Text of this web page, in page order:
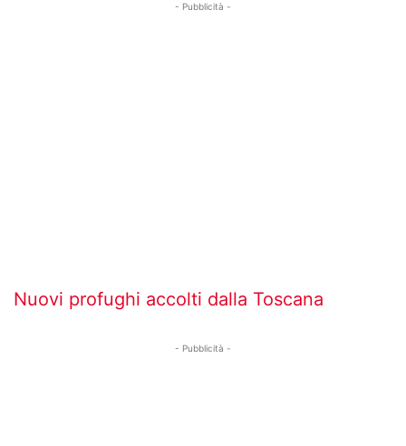
- Pubblicità -
Nuovi profughi accolti dalla Toscana
- Pubblicità -